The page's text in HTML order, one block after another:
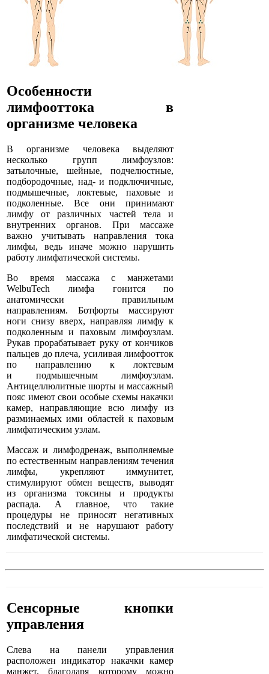
Особенности
лимфооттока в
организме человека
В организме человека выделяют
несколько групп лимфоузлов:
затылочные, шейные, подчелюстные,
подбородочные, над- и подключичные,
подмышечные, локтевые, паховые и
подколенные. Все они принимают
лимфу от различных частей тела и
внутренних органов. При массаже
важно учитывать направления тока
лимфы, ведь иначе можно нарушить
работу лимфатической системы.
Во время массажа с манжетами
WelbuTech лимфа гонится по
анатомически правильным
направлениям. Ботфорты массируют
ноги снизу вверх, направляя лимфу к
подколенным и паховым лимфоузлам.
Рукав прорабатывает руку от кончиков
пальцев до плеча, усиливая лимфоотток
по направлению к локтевым
и подмышечным лимфоузлам.
Антицеллюлитные шорты и массажный
пояс имеют свои особые схемы накачки
камер, направляющие всю лимфу из
разминаемых ими областей к паховым
лимфатическим узлам.
Массаж и лимфодренаж, выполняемые
по естественным направлениям течения
лимфы, укрепляют иммунитет,
стимулируют обмен веществ, выводят
из организма токсины и продукты
распада. А главное, что такие
процедуры не приносят негативных
последствий и не нарушают работу
лимфатической системы.
Сенсорные кнопки
управления
Слева на панели управления
расположен индикатор накачки камер
манжет, благодаря которому можно